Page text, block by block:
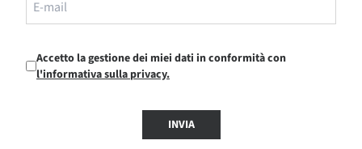
Accetto la gestione dei miei dati in conformità con
l'informativa sulla privacy.
INVIA